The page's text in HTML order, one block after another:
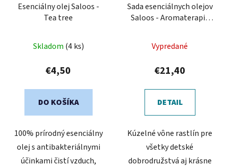
Esenciálny olej Saloos -
Tea tree
Skladom (4 ks)
€4,50
DO KOŠÍKA
100% prírodný esenciálny
olej s antibakteriálnymi
účinkami čistí vzduch,
Sada esenciálnych olejov
Saloos - Aromaterapia
Vypredané
€21,40
DETAIL
Kúzelné vône rastlín pre
všetky detské
dobrodružstvá aj krásne